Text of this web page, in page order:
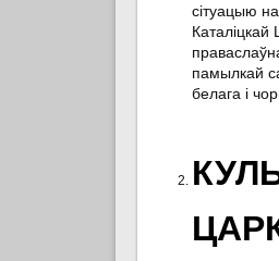
сітуацыю
Каталіцкай
памылкай
белага і